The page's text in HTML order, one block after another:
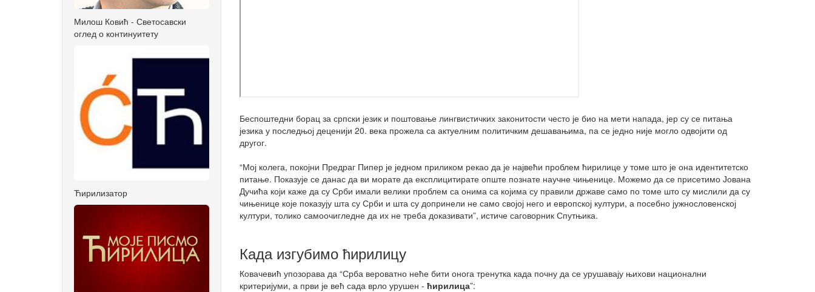
Милош Ковић - Светосавски
оглед о континуитету
Ћирилизатор
Беспоштедни борац за српски језик и поштовање лингвистичких законитости често је био на мети напада, јер су се питања
језика у последњој деценији 20. века прожела са актуелним политичким дешавањима, па се једно није могло одвојити од
другог.
“Мој колега, покојни Предраг Пипер је једном приликом рекао да је највећи проблем ћирилице у томе што је она идентитетско
питање. Показује се данас да ви морате да експлицитирате опште познате научне чињенице. Можемо да се присетимо Јована
Дучића који каже да су Срби имали велики проблем са онима са којима су правили државе само по томе што су мислили да су
чињенице које показују шта су Срби и шта су допринели не само својој него и европској култури, а посебно јужнословенској
култури, толико самоочигледне да их не треба доказивати”, истиче саговорник Спутњика.
Када изгубимо ћирилицу
Ковачевић упозорава да “Срба вероватно неће бити онога тренутка када почну да се урушавају њихови национални
критеријуми, а први је већ сада врло урушен - ћирилица”: